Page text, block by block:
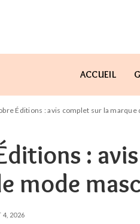
ACCUEIL
Éditions : avis complet sur la marque
:
mode
4, 2026